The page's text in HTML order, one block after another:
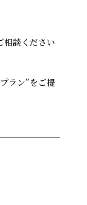
相談ください
ラン”をご提